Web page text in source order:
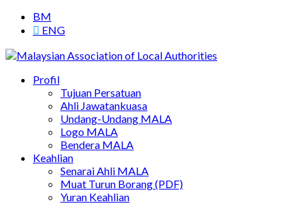
BM
ENG
Malaysian Association of Local Authorities
Persatuan Pihak Berkuasa Tempatan Malaysia
Profil
Tujuan Persatuan
Ahli Jawatankuasa
Undang-Undang MALA
Logo MALA
Bendera MALA
Keahlian
Senarai Ahli MALA
Muat Turun Borang (PDF)
Yuran Keahlian